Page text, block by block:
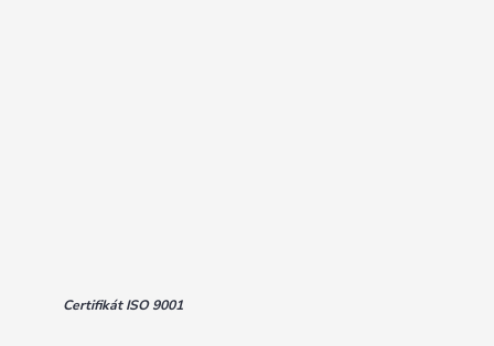
Certifikát ISO 9001